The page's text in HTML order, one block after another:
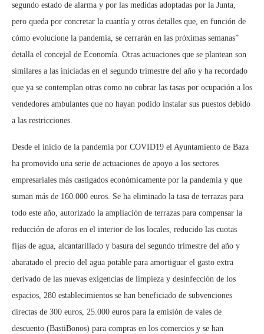
segundo estado de alarma y por las medidas adoptadas por la Junta,
pero queda por concretar la cuantía y otros detalles que, en función de
cómo evolucione la pandemia, se cerrarán en las próximas semanas”
detalla el concejal de Economía. Otras actuaciones que se plantean son
similares a las iniciadas en el segundo trimestre del año y ha recordado
que ya se contemplan otras como no cobrar las tasas por ocupación a los
vendedores ambulantes que no hayan podido instalar sus puestos debido
a las restricciones.
Desde el inicio de la pandemia por COVID19 el Ayuntamiento de Baza
ha promovido una serie de actuaciones de apoyo a los sectores
empresariales más castigados económicamente por la pandemia y que
suman más de 160.000 euros. Se ha eliminado la tasa de terrazas para
todo este año, autorizado la ampliación de terrazas para compensar la
reducción de aforos en el interior de los locales, reducido las cuotas
fijas de agua, alcantarillado y basura del segundo trimestre del año y
abaratado el precio del agua potable para amortiguar el gasto extra
derivado de las nuevas exigencias de limpieza y desinfección de los
espacios, 280 establecimientos se han beneficiado de subvenciones
directas de 300 euros, 25.000 euros para la emisión de vales de
descuento (BastiBonos) para compras en los comercios y se han